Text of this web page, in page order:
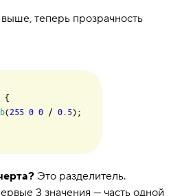
теперь прозрачность
{
(255 0 0 / 0.5);
Это разделитель.
3 значения — часть одной